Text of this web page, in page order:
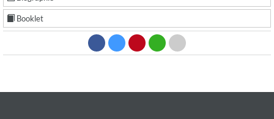
Booklet